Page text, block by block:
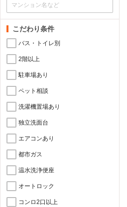
こだわり条件
バス・トイレ別
2階以上
駐車場あり
ペット相談
洗濯機置場あり
独立洗面台
エアコンあり
都市ガス
温水洗浄便座
オートロック
コンロ2口以上